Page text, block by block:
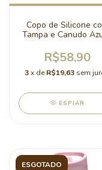
Copo de Silicone
Tampa e Canudo
R$58,90
3x de R$19,63 sem
ESPIAR
ESGOTADO